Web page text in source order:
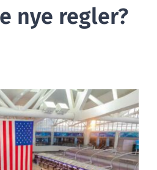
nye regler?